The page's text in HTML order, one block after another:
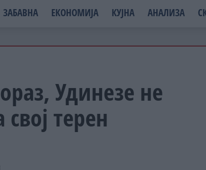
ЗАБАВНА ЕКОНОМИЈА КУЈНА АНАЛИЗА
Удинезе не
терен